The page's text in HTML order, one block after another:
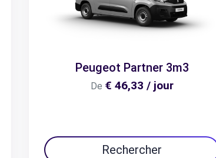
Peugeot Partner 3m3
De € 46,33 / jour
Rechercher